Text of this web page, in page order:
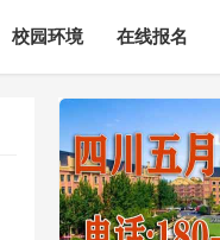
校园环境 在线报名